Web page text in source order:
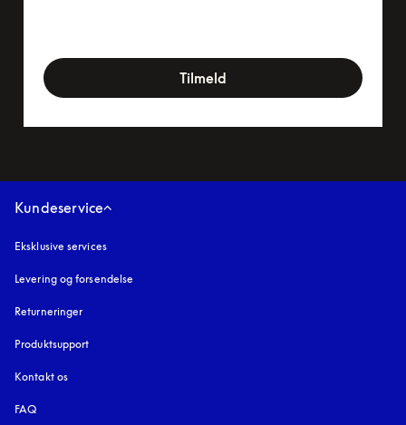
Tilmeld
Kundeservice
Eksklusive services
Levering og forsendelse
Returneringer
Produktsupport
Kontakt os
FAQ